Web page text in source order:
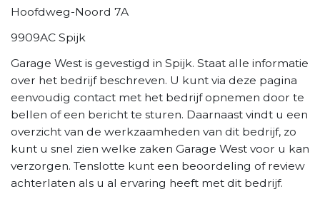
Hoofdweg-Noord 7A
9909AC Spijk
Garage West is gevestigd in Spijk. Staat alle informatie
over het bedrijf beschreven. U kunt via deze pagina
eenvoudig contact met het bedrijf opnemen door te
bellen of een bericht te sturen. Daarnaast vindt u een
overzicht van de werkzaamheden van dit bedrijf, zo
kunt u snel zien welke zaken Garage West voor u kan
verzorgen. Tenslotte kunt een beoordeling of review
achterlaten als u al ervaring heeft met dit bedrijf.